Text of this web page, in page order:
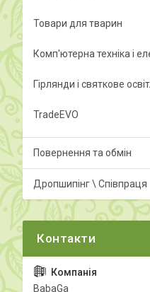
Товари для тварин
Комп'ютерна техніка і
Гірлянди і святкове
TradeEVO
Повернення та обмін
Дропшипінг \ Співпраця
BabaGa